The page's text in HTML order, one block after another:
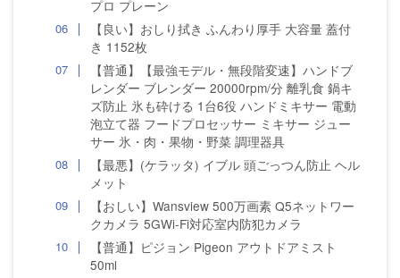
プロ プレーン
【良い】おしり拭き ふんわり厚手 大容量 蓋付
き 1152枚
【普通】【最強モデル・無段階変速】ハンドブ
レンダー ブレンダー 20000rpm/分 離乳食 鍋キ
ズ防止 氷も砕ける 1台6役 ハンドミキサー 電動
泡立て器 フードプロセッサー ミキサー ジュー
サー 氷・肉・果物・野菜 調理器具
【最悪】(ケラッタ) イブル 頭ごっつん防止 ヘル
メット
【おしい】Wansview 500万画素 Q5ネットワー
クカメラ 5GWi-Fi対応室内防犯カメラ
【普通】ピジョン Pigeon アウトドアミスト
50ml